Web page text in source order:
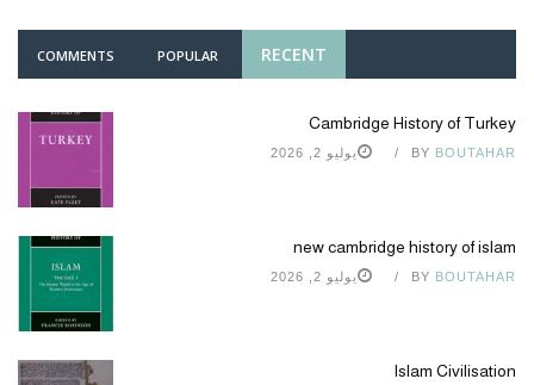
RECENT
POPULAR
COMMENTS
Cambridge History of Turkey
BY BOUTAHAR يوليو 2, 2026
new cambridge history of islam
BY BOUTAHAR يوليو 2, 2026
Islam Civilisation